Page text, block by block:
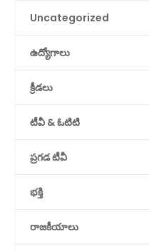
Uncategorized
ఉద్యోగాలు
క్రీడలు
టీవీ & ఓటిటి
ప్రగడ టీవీ
భక్తి
రాజకీయాలు